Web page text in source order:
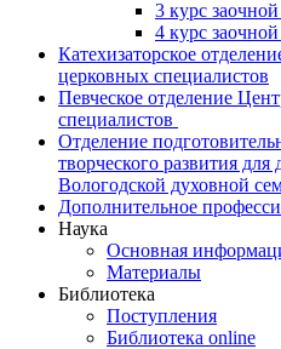
3 курс
4 курс
Катехизаторское
церковных специалистов
Певческое отделение
специалистов
Отделение
творческого развития
Вологодской духовной
Дополнительное
Наука
Основная
Материалы
Библиотека
Поступления
Библиотека online